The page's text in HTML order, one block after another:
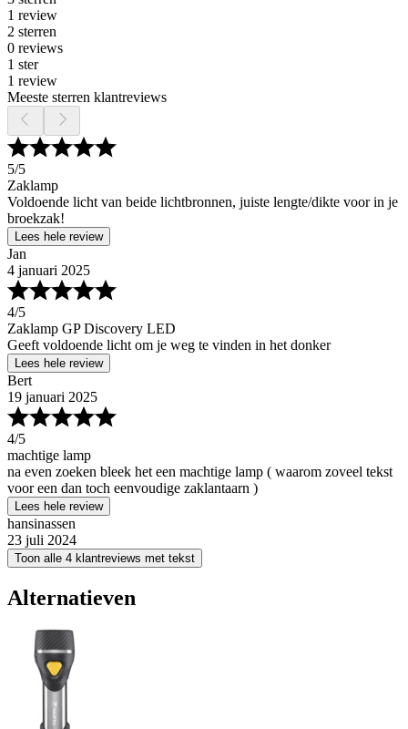
1 review
2 sterren
0 reviews
1 ster
1 review
Meeste sterren klantreviews
5/5
Zaklamp
Voldoende licht van beide lichtbronnen, juiste lengte/dikte voor in je
broekzak!
Lees hele review
Jan
4 januari 2025
4/5
Zaklamp GP Discovery LED
Geeft voldoende licht om je weg te vinden in het donker
Lees hele review
Bert
19 januari 2025
4/5
machtige lamp
na even zoeken bleek het een machtige lamp ( waarom zoveel tekst
voor een dan toch eenvoudige zaklantaarn )
Lees hele review
hansinassen
23 juli 2024
Toon alle 4 klantreviews met tekst
Alternatieven